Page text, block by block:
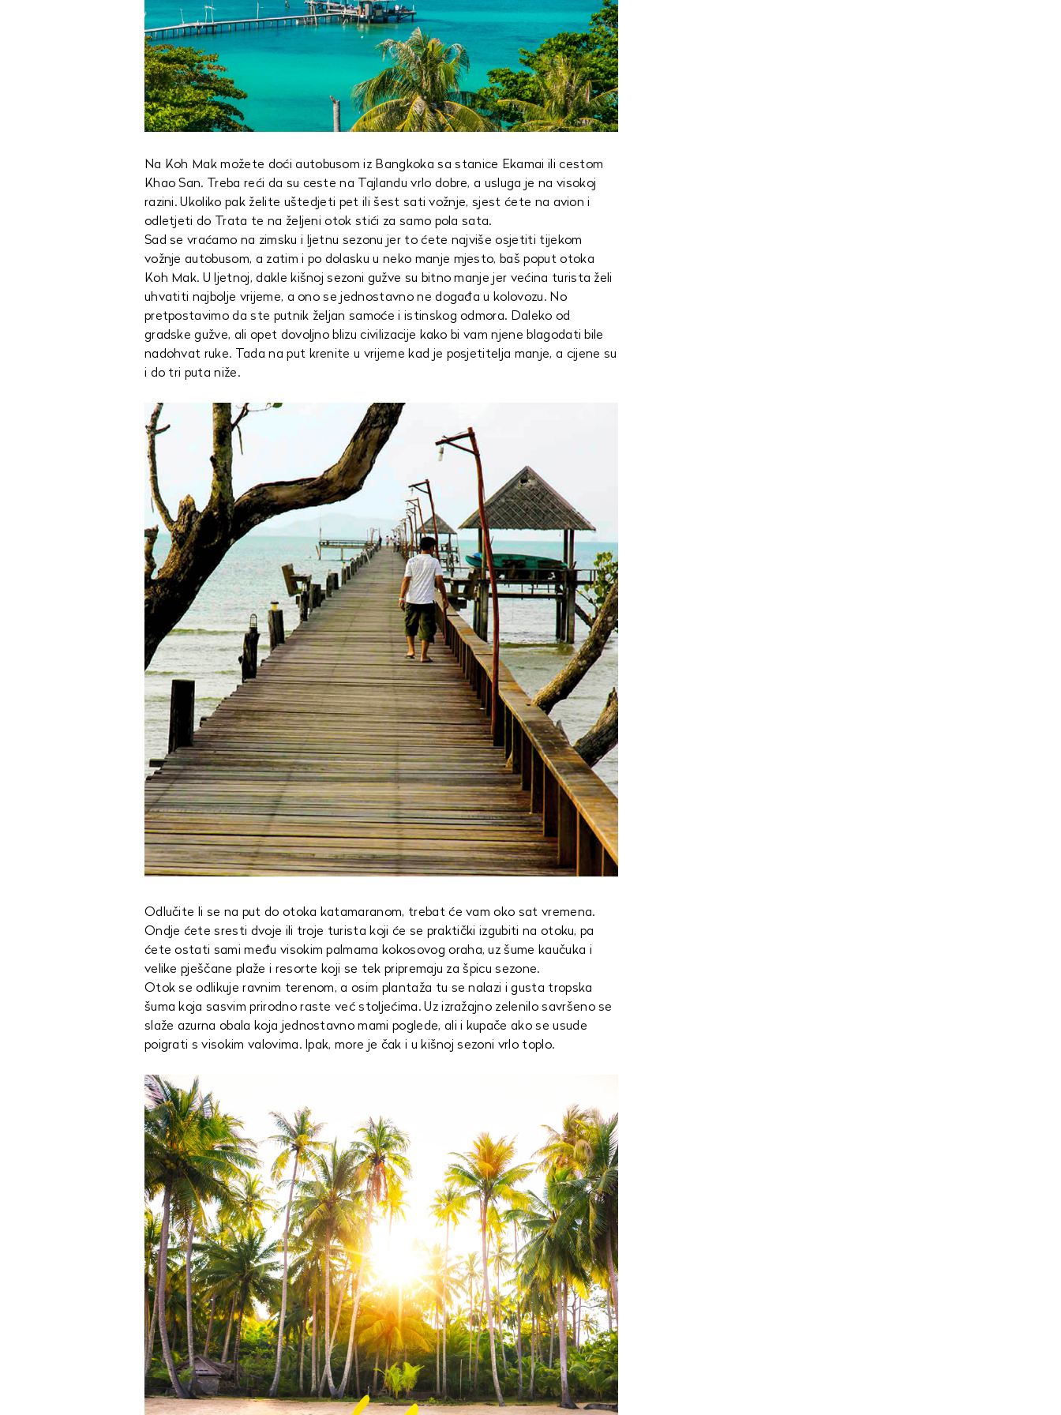
Na Koh Mak možete doći autobusom iz Bangkoka sa stanice Ekamai ili cestom
Khao San. Treba reći da su ceste na Tajlandu vrlo dobre, a usluga je na visokoj
razini. Ukoliko pak želite uštedjeti pet ili šest sati vožnje, sjest ćete na avion i
odletjeti do Trata te na željeni otok stići za samo pola sata.
Sad se vraćamo na zimsku i ljetnu sezonu jer to ćete najviše osjetiti tijekom
vožnje autobusom, a zatim i po dolasku u neko manje mjesto, baš poput otoka
Koh Mak. U ljetnoj, dakle kišnoj sezoni gužve su bitno manje jer većina turista želi
uhvatiti najbolje vrijeme, a ono se jednostavno ne događa u kolovozu. No
pretpostavimo da ste putnik željan samoće i istinskog odmora. Daleko od
gradske gužve, ali opet dovoljno blizu civilizacije kako bi vam njene blagodati bile
nadohvat ruke. Tada na put krenite u vrijeme kad je posjetitelja manje, a cijene su
i do tri puta niže.
Odlučite li se na put do otoka katamaranom, trebat će vam oko sat vremena.
Ondje ćete sresti dvoje ili troje turista koji će se praktički izgubiti na otoku, pa
ćete ostati sami među visokim palmama kokosovog oraha, uz šume kaučuka i
velike pješčane plaže i resorte koji se tek pripremaju za špicu sezone.
Otok se odlikuje ravnim terenom, a osim plantaža tu se nalazi i gusta tropska
šuma koja sasvim prirodno raste već stoljećima. Uz izražajno zelenilo savršeno se
slaže azurna obala koja jednostavno mami poglede, ali i kupače ako se usude
poigrati s visokim valovima. Ipak, more je čak i u kišnoj sezoni vrlo toplo.